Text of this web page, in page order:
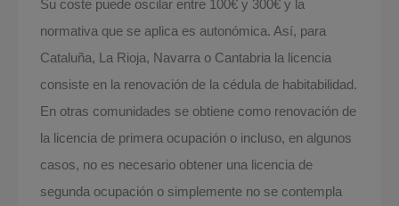
Su coste puede oscilar entre 100€ y 300€ y la
normativa que se aplica es autonómica. Así, para
Cataluña, La Rioja, Navarra o Cantabria la licencia
consiste en la renovación de la cédula de habitabilidad.
En otras comunidades se obtiene como renovación de
la licencia de primera ocupación o incluso, en algunos
casos, no es necesario obtener una licencia de
segunda ocupación o simplemente no se contempla